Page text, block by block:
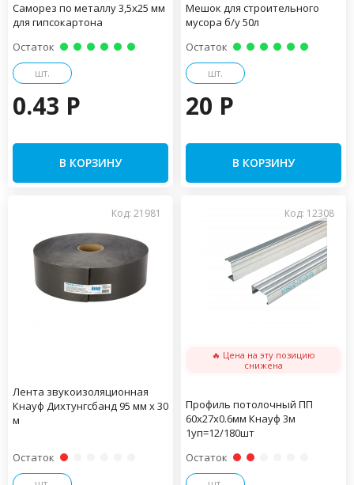
Саморез по металлу 3,5х25 мм
для гипсокартона
Остаток
шт.
0.43 P
В КОРЗИНУ
Мешок для строительного
мусора б/у 50л
Остаток
шт.
20 P
В КОРЗИНУ
Код: 21981
Лента звукоизоляционная
Кнауф Дихтунгсбанд 95 мм х 30
м
Остаток
Код: 12308
🔥 Цена на эту позицию
снижена
Профиль потолочный ПП
60х27х0.6мм Кнауф 3м
1уп=12/180шт
Остаток